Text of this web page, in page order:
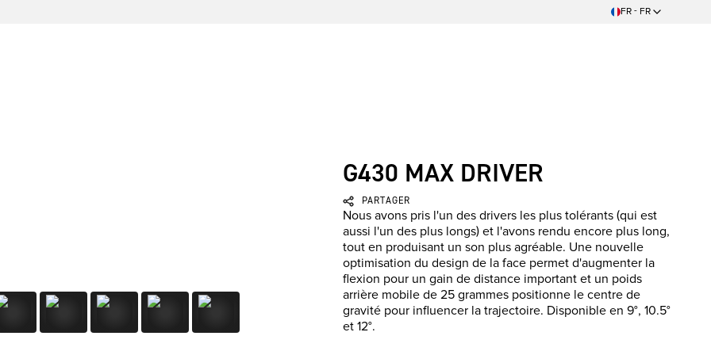
FR - FR
G430 MAX DRIVER
PARTAGER
Nous avons pris l'un des drivers les plus tolérants (qui est
aussi l'un des plus longs) et l'avons rendu encore plus long,
tout en produisant un son plus agréable. Une nouvelle
optimisation du design de la face permet d'augmenter la
flexion pour un gain de distance important et un poids
arrière mobile de 25 grammes positionne le centre de
gravité pour influencer la trajectoire. Disponible en 9°, 10.5°
et 12°.